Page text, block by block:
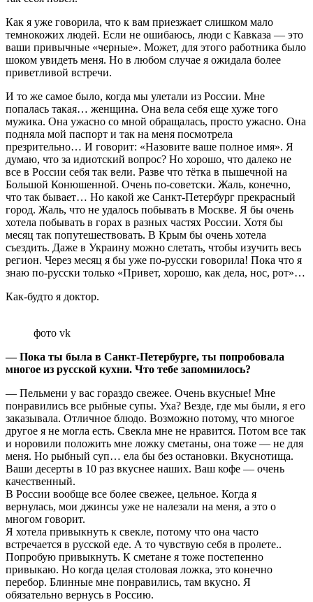
Как я уже говорила, что к вам приезжает слишком мало
темнокожих людей. Если не ошибаюсь, люди с Кавказа — это
ваши привычные «черные». Может, для этого работника было
шоком увидеть меня. Но в любом случае я ожидала более
приветливой встречи.
И то же самое было, когда мы улетали из России. Мне
попалась такая… женщина. Она вела себя еще хуже того
мужика. Она ужасно со мной обращалась, просто ужасно. Она
подняла мой паспорт и так на меня посмотрела
презрительно… И говорит: «Назовите ваше полное имя». Я
думаю, что за идиотский вопрос? Но хорошо, что далеко не
все в России себя так вели. Разве что тётка в пышечной на
Большой Конюшенной. Очень по-советски. Жаль, конечно,
что так бывает… Но какой же Санкт-Петербург прекрасный
город. Жаль, что не удалось побывать в Москве. Я бы очень
хотела побывать в горах в разных частях России. Хотя бы
месяц так попутешествовать. В Крым бы очень хотела
съездить. Даже в Украину можно слетать, чтобы изучить весь
регион. Через месяц я бы уже по-русски говорила! Пока что я
знаю по-русски только «Привет, хорошо, как дела, нос, рот»…
Как-будто я доктор.
фото vk
— Пока ты была в Санкт-Петербурге, ты попробовала
многое из русской кухни. Что тебе запомнилось?
— Пельмени у вас гораздо свежее. Очень вкусные! Мне
понравились все рыбные супы. Уха? Везде, где мы были, я его
заказывала. Отличное блюдо. Возможно потому, что многое
другое я не могла есть. Свекла мне не нравится. Потом все так
и норовили положить мне ложку сметаны, она тоже — не для
меня. Но рыбный суп… ела бы без остановки. Вкуснотища.
Ваши десерты в 10 раз вкуснее наших. Ваш кофе — очень
качественный.
В России вообще все более свежее, цельное. Когда я
вернулась, мои джинсы уже не налезали на меня, а это о
многом говорит.
Я хотела привыкнуть к свекле, потому что она часто
встречается в русской еде. А то чувствую себя в пролете..
Попробую привыкнуть. К сметане я тоже постепенно
привыкаю. Но когда целая столовая ложка, это конечно
перебор. Блинные мне понравились, там вкусно. Я
обязательно вернусь в Россию.